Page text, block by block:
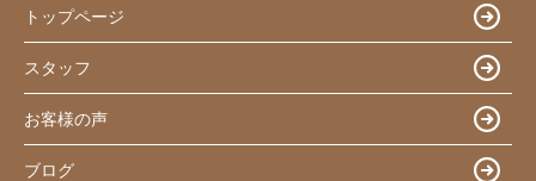
トップページ
スタッフ
お客様の声
ブログ